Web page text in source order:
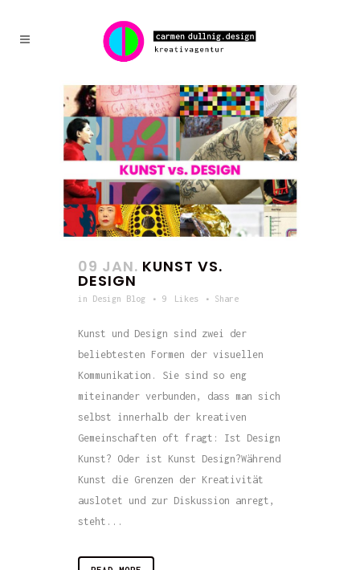
09 JAN. KUNST VS.
DESIGN
in Design Blog 9 Likes Share
Kunst und Design sind zwei der
beliebtesten Formen der visuellen
Kommunikation. Sie sind so eng
miteinander verbunden, dass man sich
selbst innerhalb der kreativen
Gemeinschaften oft fragt: Ist Design
Kunst? Oder ist Kunst Design?Während
Kunst die Grenzen der Kreativität
auslotet und zur Diskussion anregt,
steht...